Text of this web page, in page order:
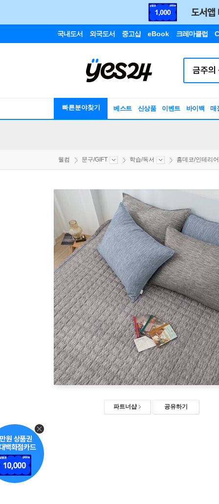
국내도서 외국도서 중고샵 eBook 크레마클럽
빠른분야찾기 베스트 신상품 이벤트 바이백 매
웰컴 문구/GIFT 학습/독서 홈데코/인테리어
파트너샵 공유하기